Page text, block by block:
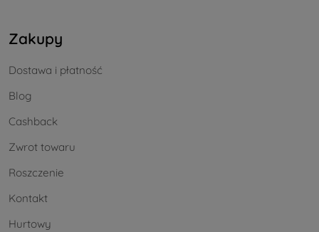
Zakupy
Dostawa i płatność
Blog
Cashback
Zwrot towaru
Roszczenie
Kontakt
Hurtowy